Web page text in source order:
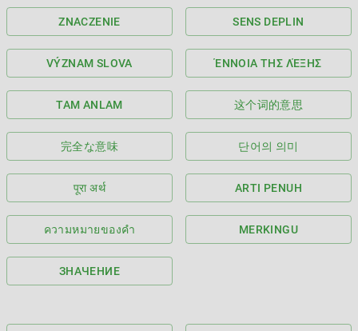
ZNACZENIE SENS DEPLIN
VÝZNAM SLOVA ΈΝΝΟΙΑ ΤΗΣ ΛΈΞΗΣ
TAM ANLAM 这个词的意思
完全な意味 단어의 의미
पूरा अर्थ ARTI PENUH
ความหมายของคำ MERKINGU
ЗНАЧЕНИЕ